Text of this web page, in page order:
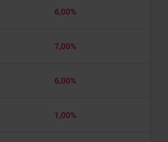
6,00%
7,00%
6,00%
1,00%